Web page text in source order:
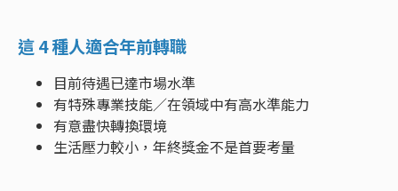
這 4 種人適合年前轉職
目前待遇已達市場水準
有特殊專業技能／在領域中有高水準能力
有意盡快轉換環境
生活壓力較小，年終獎金不是首要考量